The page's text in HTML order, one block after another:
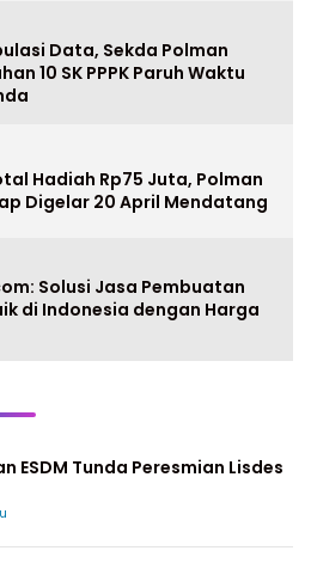
Data, Sekda Polman
10 SK PPPK Paruh Waktu
Hadiah Rp75 Juta, Polman
Digelar 20 April Mendatang
Solusi Jasa Pembuatan
di Indonesia dengan Harga
ESDM Tunda Peresmian Lisdes